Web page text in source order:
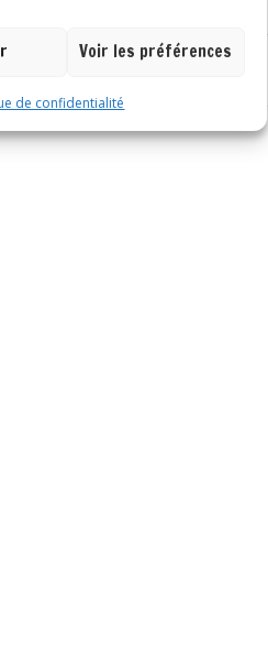
Voir les préférences
de confidentialité